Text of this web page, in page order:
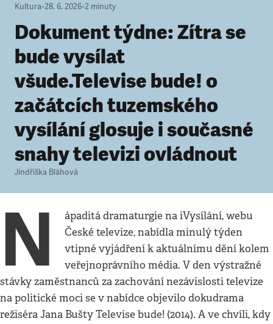
Kultura•28. 6. 2026•2 minuty
Dokument týdne: Zítra se
bude vysílat
všude.Televise bude! o
začátcích tuzemského
vysílání glosuje i současné
snahy televizi ovládnout
Jindřiška Bláhová
N
ápaditá dramaturgie na iVysílání, webu
České televize, nabídla minulý týden
vtipné vyjádření k aktuálnímu dění kolem
veřejnoprávního média. V den výstražné
stávky zaměstnanců za zachování nezávislosti televize
na politické moci se v nabídce objevilo dokudrama
režiséra Jana Bušty Televise bude! (2014). A ve chvíli, kdy